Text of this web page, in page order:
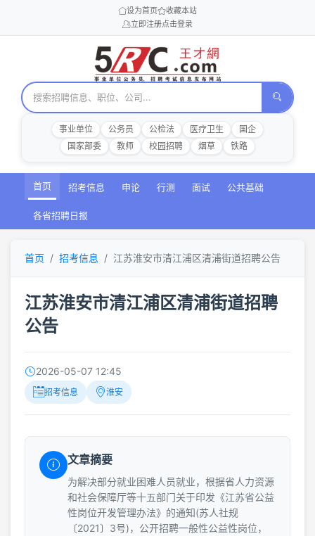
设为首页
收藏本站
立即注册点击登录
事业单位 公务员 公检法 医疗卫生
国企
国家部委
教师 校园招聘 烟草 铁路
首页 招考信息 申论 行测 面试 公共基础
各省招聘日报
首页 招考信息 江苏淮安市清江浦区清浦街道招聘公告
江苏淮安市清江浦区清浦街道招聘
公告
2026-05-07 12:45
招考信息 淮安
文章摘要
为解决部分就业困难人员就业，根据省人力资源
和社会保障厅等十五部门关于印发《江苏省公益
性岗位开发管理办法》的通知(苏人社规
〔2021〕3号)，公开招聘一般性公益性岗位，